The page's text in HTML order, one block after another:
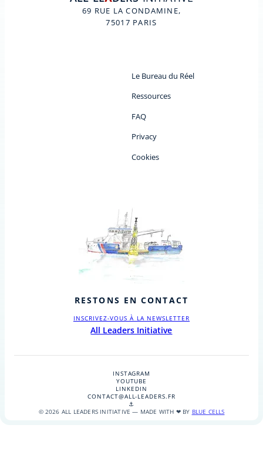
69 RUE LA CONDAMINE,
75017 PARIS
Le Bureau du Réel
Ressources
FAQ
Privacy
Cookies
RESTONS EN CONTACT
INSCRIVEZ-VOUS À LA NEWSLETTER
All Leaders Initiative
INSTAGRAM
YOUTUBE
LINKEDIN
CONTACT@ALL-LEADERS.FR
⚓
© 2026 ALL LEADERS INITIATIVE — MADE WITH ❤ BY BLUE CELLS